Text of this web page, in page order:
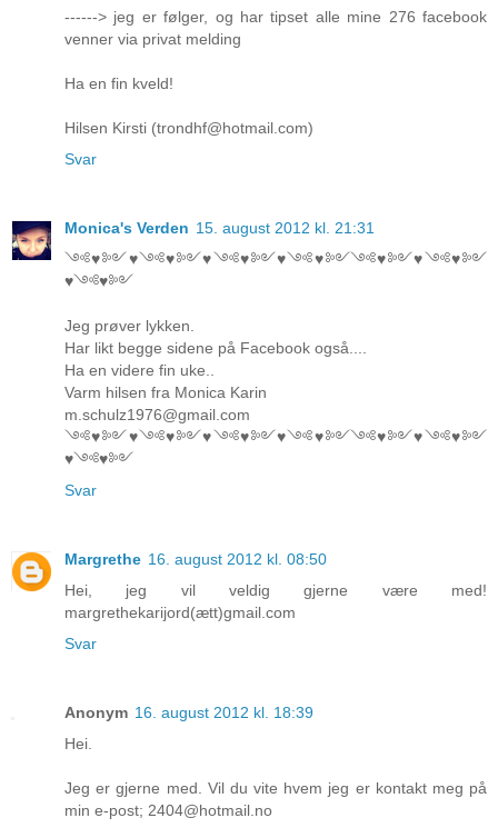
------> jeg er følger, og har tipset alle mine 276 facebook
venner via privat melding
Ha en fin kveld!
Hilsen Kirsti (trondhf@hotmail.com)
Svar
Monica's Verden 15. august 2012 kl. 21:31
༺♥༻♥༺♥༻♥༺♥༻♥༺♥༻༺♥༻♥༺♥༻
♥༺♥༻
Jeg prøver lykken.
Har likt begge sidene på Facebook også....
Ha en videre fin uke..
Varm hilsen fra Monica Karin
m.schulz1976@gmail.com
༺♥༻♥༺♥༻♥༺♥༻♥༺♥༻༺♥༻♥༺♥༻
♥༺♥༻
Svar
Margrethe 16. august 2012 kl. 08:50
Hei, jeg vil veldig gjerne være med!
margrethekarijord(ætt)gmail.com
Svar
Anonym 16. august 2012 kl. 18:39
Hei.
Jeg er gjerne med. Vil du vite hvem jeg er kontakt meg på
min e-post; 2404@hotmail.no